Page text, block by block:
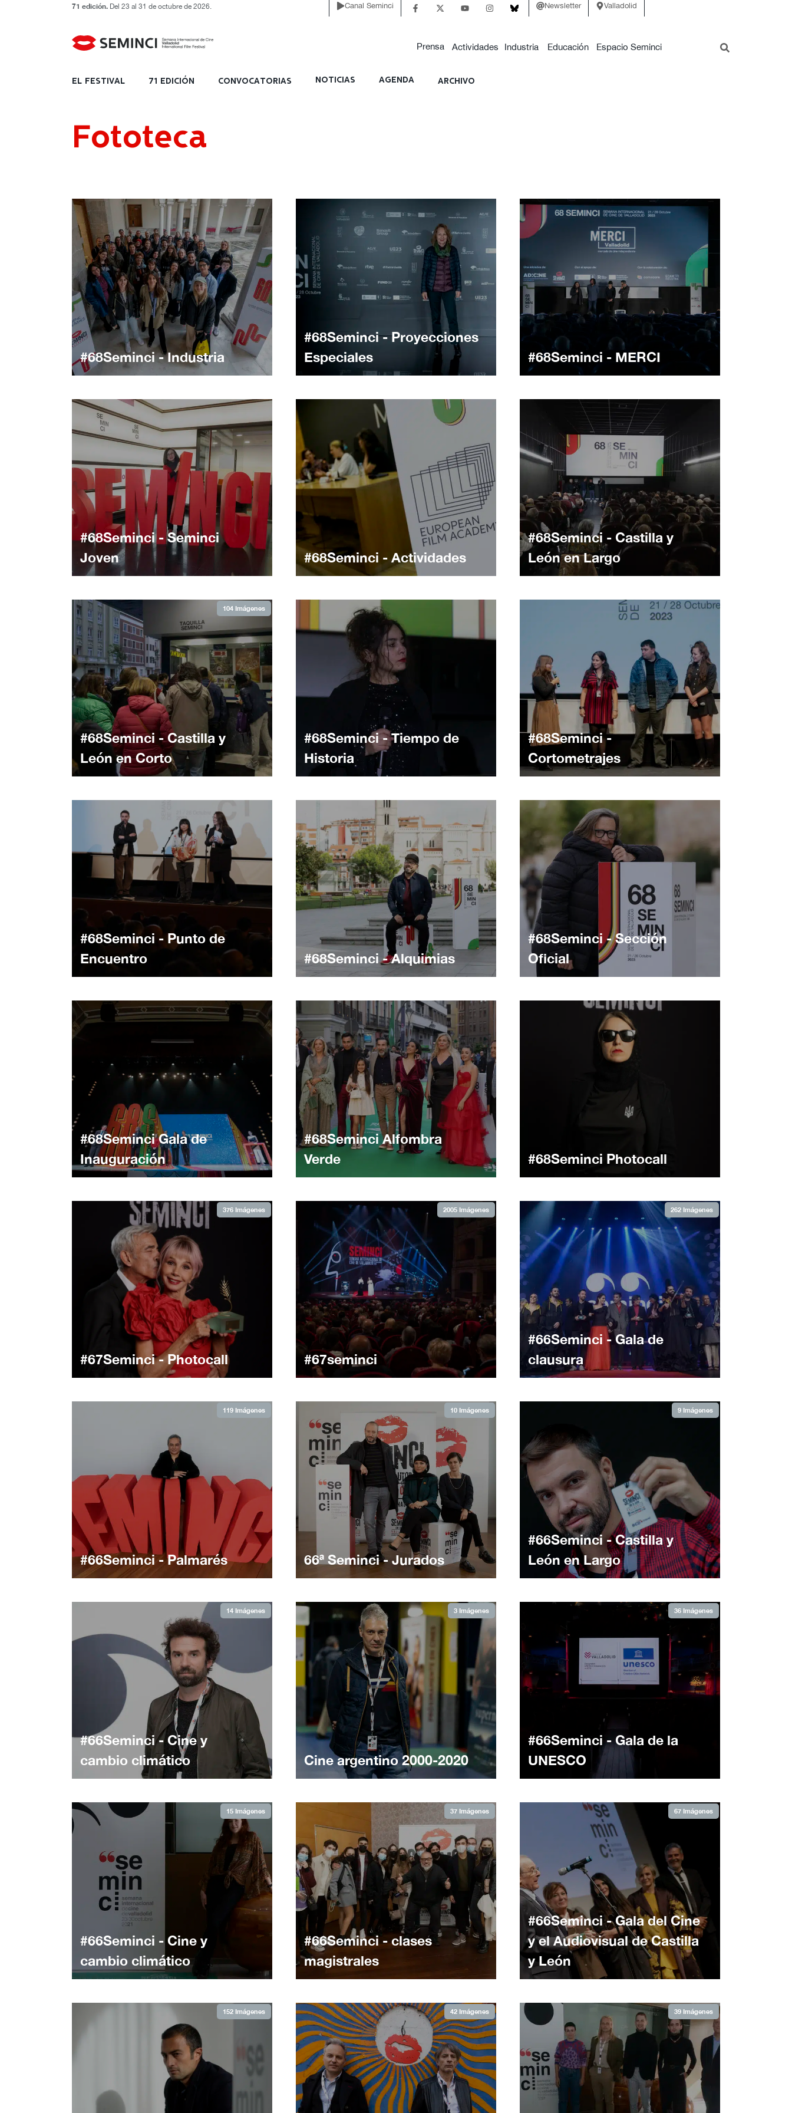
71 edición. Del 23 al 31 de octubre de 2026. Canal Seminci Newsletter Valladolid
Prensa Actividades Industria Educación Espacio Seminci
EL FESTIVAL 71 EDICIÓN CONVOCATORIAS NOTICIAS AGENDA ARCHIVO
Fototeca
#68Seminci - Industria
#68Seminci - Proyecciones
Especiales
#68Seminci - MERCI
#68Seminci - Seminci
Joven
#68Seminci - Actividades
#68Seminci - Castilla y
León en Largo
#68Seminci - Castilla y
León en Corto
104 Imágenes
#68Seminci - Tiempo de
Historia
#68Seminci -
Cortometrajes
#68Seminci - Punto de
Encuentro
#68Seminci - Alquimias
#68Seminci - Sección
Oficial
#68Seminci Gala de
Inauguración
#68Seminci Alfombra
Verde
#68Seminci Photocall
#67Seminci - Photocall
376 Imágenes
#67seminci
2005 Imágenes
#66Seminci - Gala de
clausura
262 Imágenes
#66Seminci - Palmarés
119 Imágenes
66ª Seminci - Jurados
10 Imágenes
#66Seminci - Castilla y
León en Largo
9 Imágenes
#66Seminci - Cine y
cambio climático
14 Imágenes
Cine argentino 2000-2020
3 Imágenes
#66Seminci - Gala de la
UNESCO
36 Imágenes
#66Seminci - Cine y
cambio climático
15 Imágenes
#66Seminci - clases
magistrales
37 Imágenes
#66Seminci - Gala del Cine
y el Audiovisual de Castilla
y León
67 Imágenes
152 Imágenes 42 Imágenes 39 Imágenes